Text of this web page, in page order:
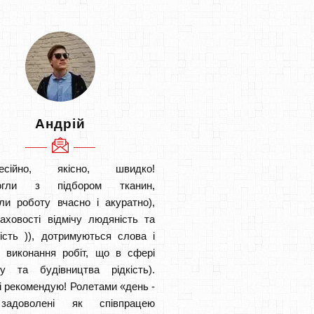
Андрій
якісно, швидко!
з підбором тканин,
роботу вчасно і акуратно),
відмічу людяність та
)), дотримуються слова і
виконання робіт, що в сфері
та будівництва рідкість).
рекомендую! Ролетами «день -
як співпрацею